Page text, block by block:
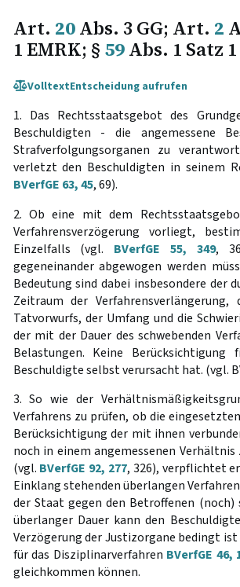
Art. 20Abs. 3 GG; Art. 2
1 EMRK; § 59Abs. 1 Satz
VolltextEntscheidung aufrufen
1. Das Rechtsstaatsgebot des
Beschuldigten - die angemessene
Strafverfolgungsorganen zu
verletzt den Beschuldigten in seinem
BVerfGE 63, 45, 69).
2. Ob eine mit dem
Verfahrensverzögerung vorliegt,
Einzelfalls (vgl. BVerfGE 55, 349,
gegeneinander abgewogen werden
Bedeutung sind dabei insbesondere der
Zeitraum der
Tatvorwurfs, der Umfang und die
der mit der Dauer des schwebenden
Belastungen. Keine Berücksichtigung
Beschuldigte selbst verursacht hat. (vgl.
3. So wie der
Verfahrens zu prüfen, ob die
Berücksichtigung der mit ihnen
noch in einem angemessenen
(vgl. BVerfGE 92, 277, 326), verpflichtet
Einklang stehenden überlangen
der Staat gegen den Betroffenen
überlanger Dauer kann den
Verzögerung der Justizorgane bedingt
für das Disziplinarverfahren BVerfGE 46,
gleichkommen können.